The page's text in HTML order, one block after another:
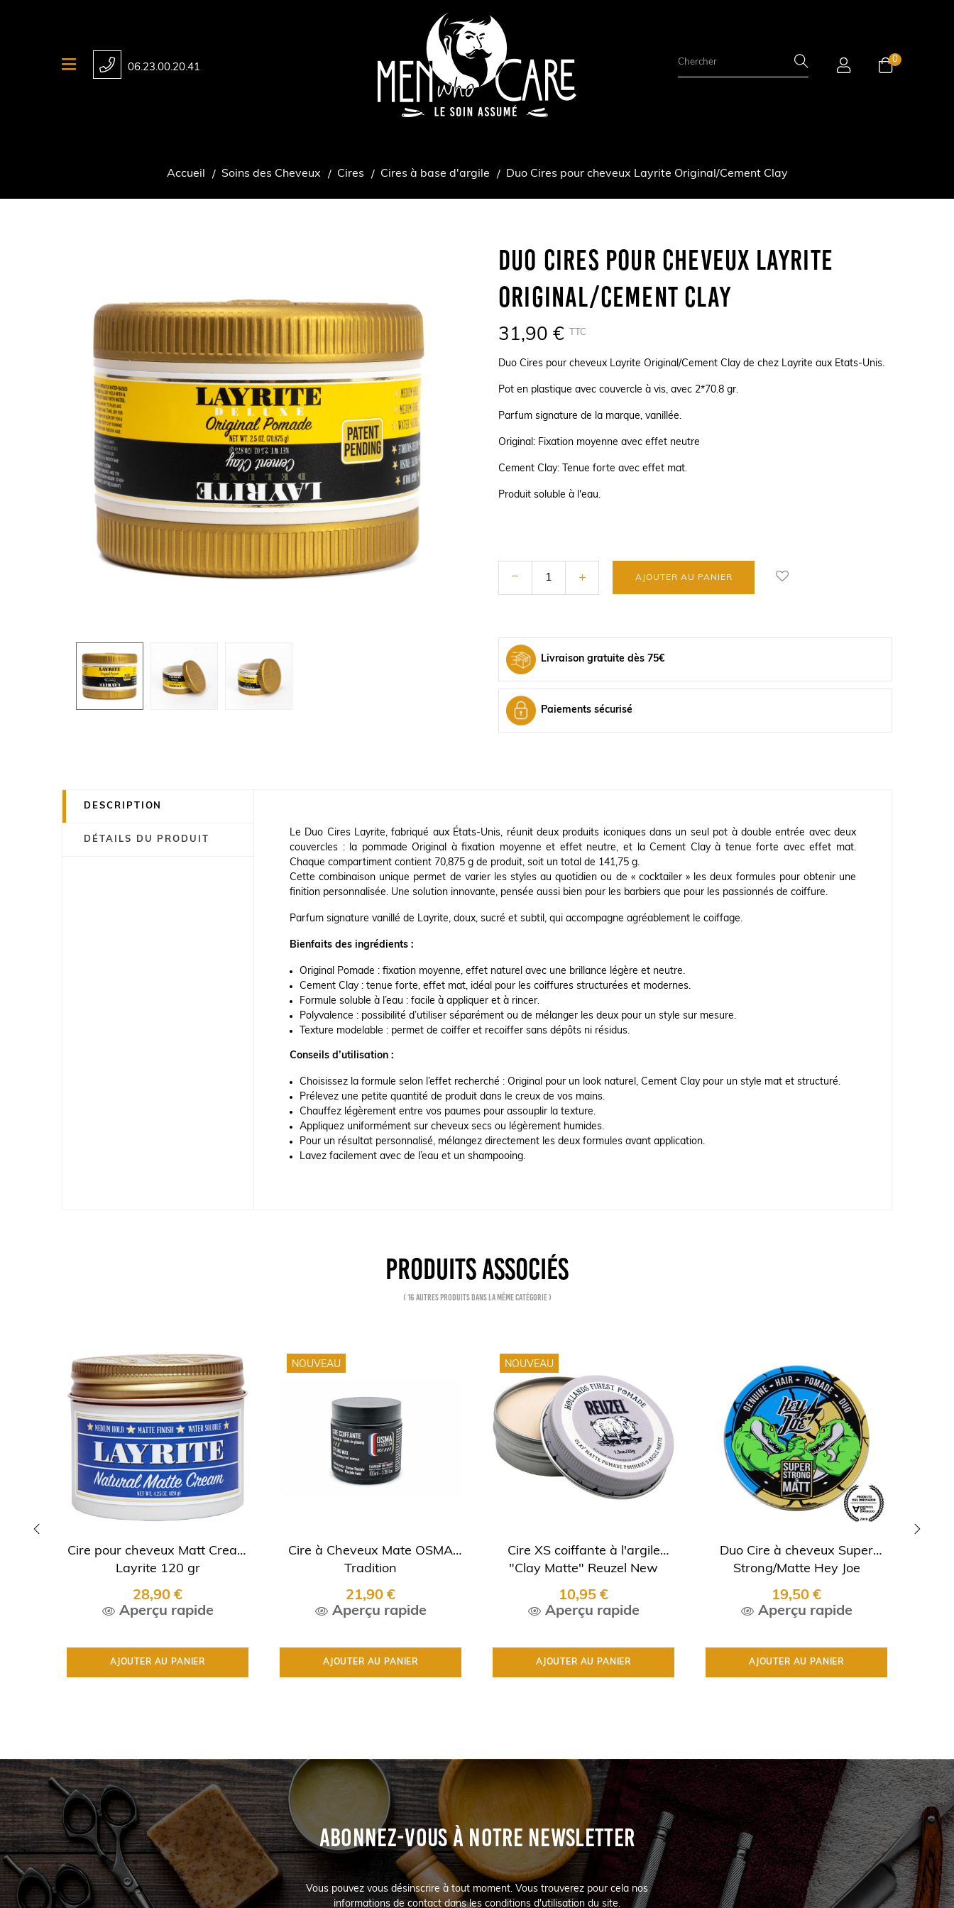
06.23.00.20.41
0
Accueil Soins des Cheveux Cires Cires à base d'argile Duo Cires pour cheveux Layrite Original/Cement Clay
Duo Cires Pour Cheveux Layrite
Original/Cement Clay
31,90 € TTC
Duo Cires pour cheveux Layrite Original/Cement Clay de chez Layrite aux Etats-Unis.
Pot en plastique avec couvercle à vis, avec 2*70.8 gr.
Parfum signature de la marque, vanillée.
Original: Fixation moyenne avec effet neutre
Cement Clay: Tenue forte avec effet mat.
Produit soluble à l'eau.
AJOUTER AU PANIER
Livraison gratuite dès 75€
Paiements sécurisé
DESCRIPTION
DÉTAILS DU PRODUIT
Le Duo Cires Layrite, fabriqué aux États-Unis, réunit deux produits iconiques dans un seul pot à double entrée avec deux
couvercles : la pommade Original à fixation moyenne et effet neutre, et la Cement Clay à tenue forte avec effet mat.
Chaque compartiment contient 70,875 g de produit, soit un total de 141,75 g.
Cette combinaison unique permet de varier les styles au quotidien ou de « cocktailer » les deux formules pour obtenir une
finition personnalisée. Une solution innovante, pensée aussi bien pour les barbiers que pour les passionnés de coiffure.
Parfum signature vanillé de Layrite, doux, sucré et subtil, qui accompagne agréablement le coiffage.
Bienfaits des ingrédients :
Original Pomade : fixation moyenne, effet naturel avec une brillance légère et neutre.
Cement Clay : tenue forte, effet mat, idéal pour les coiffures structurées et modernes.
Formule soluble à l’eau : facile à appliquer et à rincer.
Polyvalence : possibilité d’utiliser séparément ou de mélanger les deux pour un style sur mesure.
Texture modelable : permet de coiffer et recoiffer sans dépôts ni résidus.
Conseils d’utilisation :
Choisissez la formule selon l’effet recherché : Original pour un look naturel, Cement Clay pour un style mat et structuré.
Prélevez une petite quantité de produit dans le creux de vos mains.
Chauffez légèrement entre vos paumes pour assouplir la texture.
Appliquez uniformément sur cheveux secs ou légèrement humides.
Pour un résultat personnalisé, mélangez directement les deux formules avant application.
Lavez facilement avec de l’eau et un shampooing.
PRODUITS ASSOCIÉS
( 16 autres produits dans la même catégorie )
Cire pour cheveux Matt Cream
Layrite 120 gr
28,90 €
Aperçu rapide
AJOUTER AU PANIER
NOUVEAU
Cire à Cheveux Mate OSMA
Tradition
21,90 €
Aperçu rapide
AJOUTER AU PANIER
NOUVEAU
Cire XS coiffante à l'argile
"Clay Matte" Reuzel New
10,95 €
Aperçu rapide
AJOUTER AU PANIER
Duo Cire à cheveux Super
Strong/Matte Hey Joe
19,50 €
Aperçu rapide
AJOUTER AU PANIER
ABONNEZ-VOUS À NOTRE NEWSLETTER
Vous pouvez vous désinscrire à tout moment. Vous trouverez pour cela nos
informations de contact dans les conditions d'utilisation du site.